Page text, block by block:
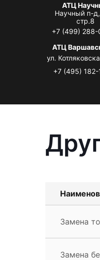
АТЦ
Научный п-
стр.8
+7 (499)
АТЦ
ул.
+7 (495) 182-
Замена
Замена